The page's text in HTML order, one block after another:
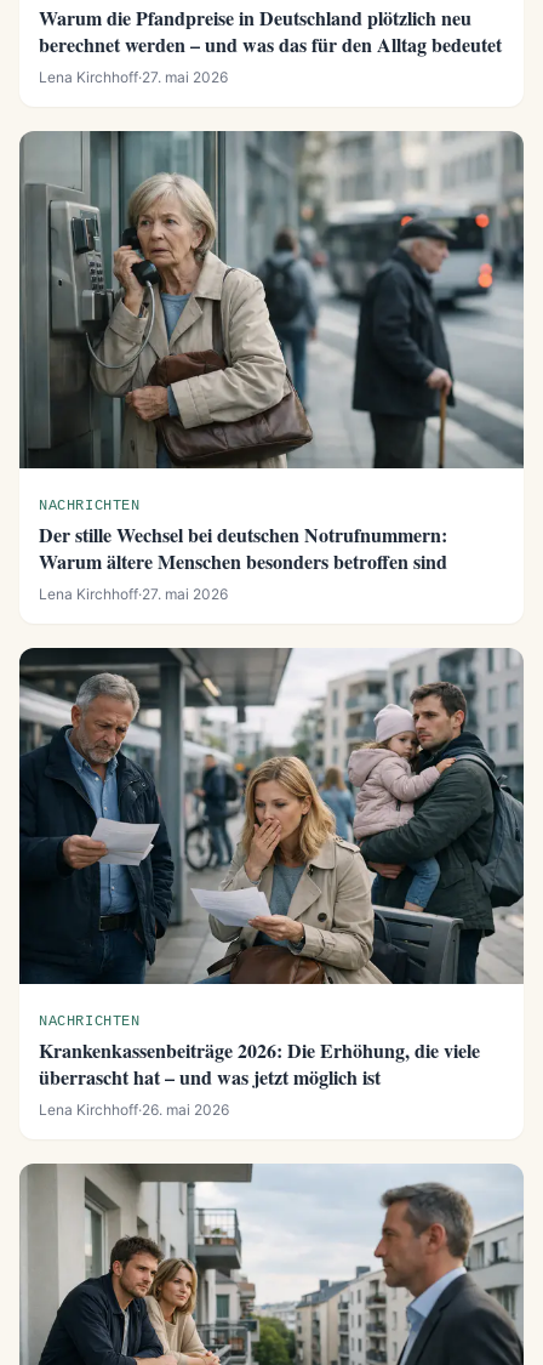
Warum die Pfandpreise in Deutschland plötzlich neu
berechnet werden – und was das für den Alltag bedeutet
Lena Kirchhoff·27. mai 2026
NACHRICHTEN
Der stille Wechsel bei deutschen Notrufnummern:
Warum ältere Menschen besonders betroffen sind
Lena Kirchhoff·27. mai 2026
NACHRICHTEN
Krankenkassenbeiträge 2026: Die Erhöhung, die viele
überrascht hat – und was jetzt möglich ist
Lena Kirchhoff·26. mai 2026